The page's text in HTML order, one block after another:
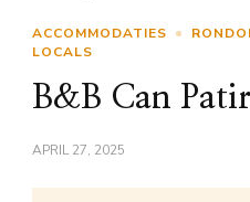
ACCOMMODATIES
LOCALS
B&B Can
APRIL 27, 2025